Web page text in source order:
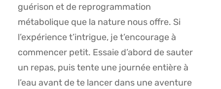
guérison et de reprogrammation
métabolique que la nature nous offre. Si
l’expérience t’intrigue, je t’encourage à
commencer petit. Essaie d’abord de sauter
un repas, puis tente une journée entière à
l’eau avant de te lancer dans une aventure